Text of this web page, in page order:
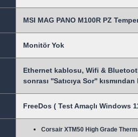
MSI MAG PANO M100R PZ
Monitör Yok
Ethernet kablosu, Wifi &
sonrası ''Satıcıya Sor''
FreeDos ( Test Amaçlı Windows
Corsair XTM50 High Grade